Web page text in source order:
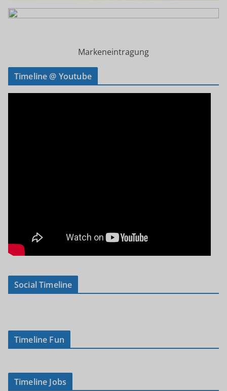
Markeneintragung
Timeline @ Youtube
Social Timeline
Timeline Fun
Timeline Jobs